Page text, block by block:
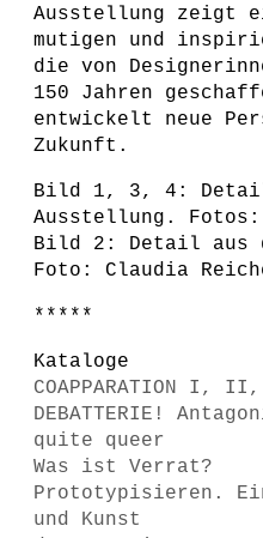
Ausstellung zeigt
mutigen und
die von
150 Jahren
entwickelt neue
Zukunft.
Bild 1, 3, 4:
Ausstellung. Fotos:
Bild 2: Detail aus
Foto: Claudia
*****
Kataloge
COAPPARATION I,
DEBATTERIE!
quite queer
Was ist Verrat?
Prototypisieren.
und Kunst